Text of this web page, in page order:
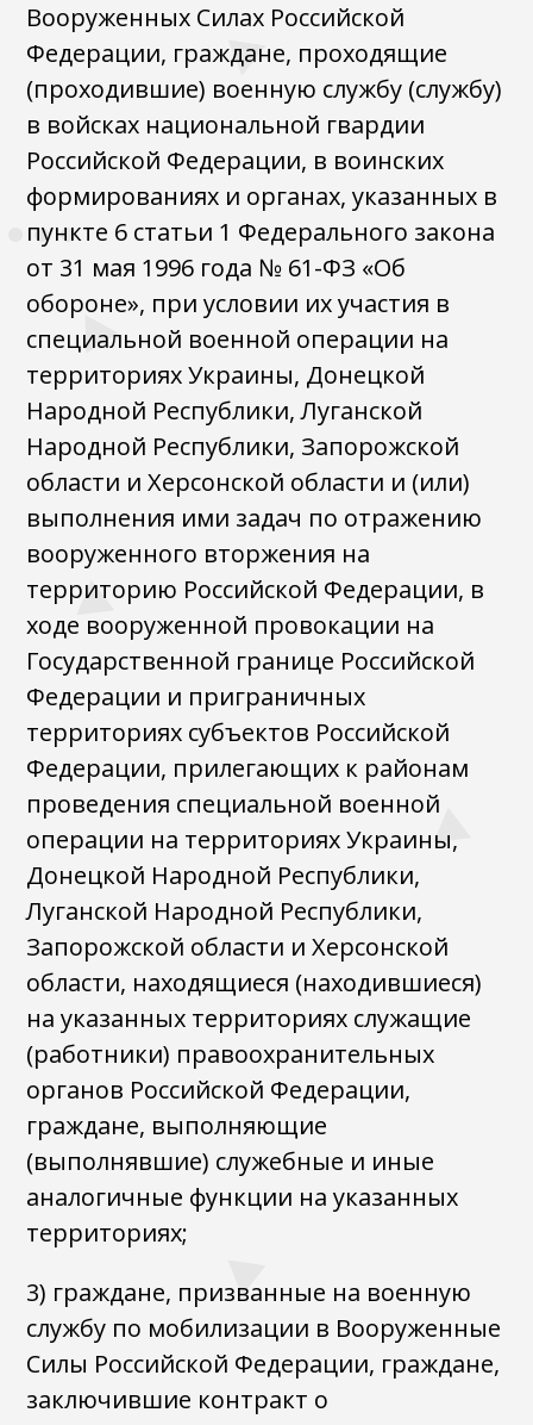
Вооруженных Силах Российской
Федерации, граждане, проходящие
(проходившие) военную службу (службу)
в войсках национальной гвардии
Российской Федерации, в воинских
формированиях и органах, указанных в
пункте 6 статьи 1 Федерального закона
от 31 мая 1996 года № 61-ФЗ «Об
обороне», при условии их участия в
специальной военной операции на
территориях Украины, Донецкой
Народной Республики, Луганской
Народной Республики, Запорожской
области и Херсонской области и (или)
выполнения ими задач по отражению
вооруженного вторжения на
территорию Российской Федерации, в
ходе вооруженной провокации на
Государственной границе Российской
Федерации и приграничных
территориях субъектов Российской
Федерации, прилегающих к районам
проведения специальной военной
операции на территориях Украины,
Донецкой Народной Республики,
Луганской Народной Республики,
Запорожской области и Херсонской
области, находящиеся (находившиеся)
на указанных территориях служащие
(работники) правоохранительных
органов Российской Федерации,
граждане, выполняющие
(выполнявшие) служебные и иные
аналогичные функции на указанных
территориях;
3) граждане, призванные на военную
службу по мобилизации в Вооруженные
Силы Российской Федерации, граждане,
заключившие контракт о